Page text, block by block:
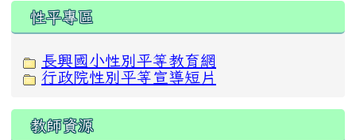
性平專區
長興國小性別平等教育網
行政院性別平等宣導短片
教師資源